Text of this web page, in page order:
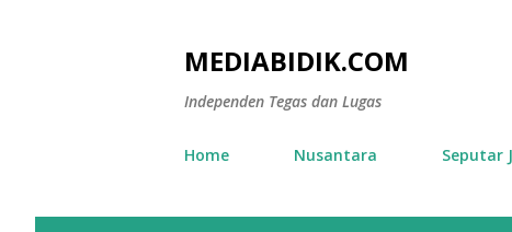
MEDIABIDIK.COM
Independen Tegas dan Lugas
Home Nusantara Seputar